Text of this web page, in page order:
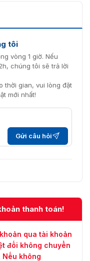
tôi
vòng 1 giờ. Nếu
chúng tôi sẽ trả lời
thời gian, vui lòng đặt
mới nhất!
Gửi câu hỏi
thanh toán!
qua tài khoản
đối không chuyển
không